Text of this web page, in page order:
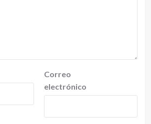
Correo
electrónico